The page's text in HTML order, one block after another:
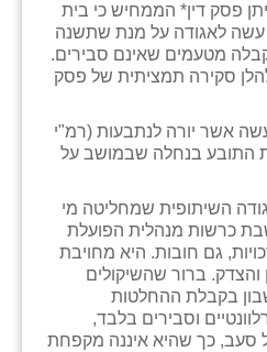
(9.2.17) ניתן פסק דין* הממחיש כי בית
עשה לאגודה על מנת שתשנה
מטעמים שאינם סבירים.
סקירה תמציתית של פסק
אשר יורה לנתבעות (רמ"י
התובע בנחלה שבמושב על
השיתופית שמחליטה מי
כרשות מנהלית הפועלת
גם חובות. היא מחויבת
והצדק. ברור שהשיקולים
בקבלת ההחלטות
וסבירים בלבד,
סעב, כך שהיא איננה מקפחת